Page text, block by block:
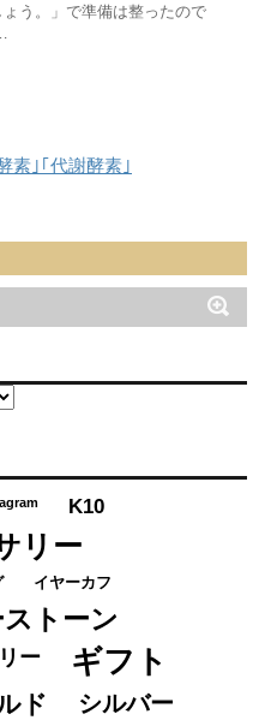
う。」で準備は整ったので
素｣｢代謝酵素｣
K10
リー
イヤーカフ
トーン
ー ギフト
ド シルバー